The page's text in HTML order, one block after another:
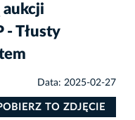
aukcji
Tłusty
Data: 2025-02-27
TO ZDJĘCIE